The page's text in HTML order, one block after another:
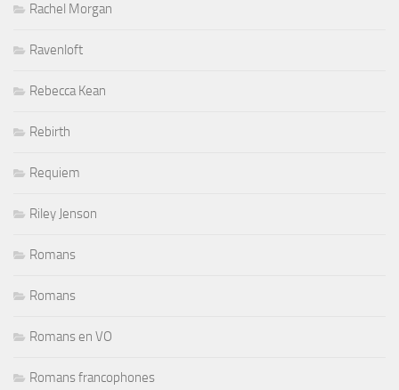
Rachel Morgan
Ravenloft
Rebecca Kean
Rebirth
Requiem
Riley Jenson
Romans
Romans
Romans en VO
Romans francophones